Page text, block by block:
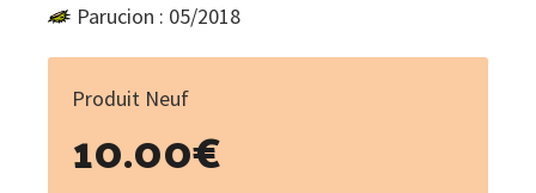
Parucion : 05/2018
Produit Neuf
10.00€